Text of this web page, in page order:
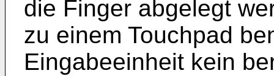
die Finger abgelegt
zu einem Touchpad
Eingabeeinheit kein